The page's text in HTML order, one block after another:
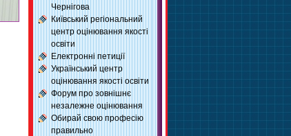
Чернігова
Київський регіональний
центр оцінювання якості
освіти
Електронні петиції
Український центр
оцінювання якості освіти
Форум про зовнішнє
незалежне оцінювання
Обирай свою професію
правильно